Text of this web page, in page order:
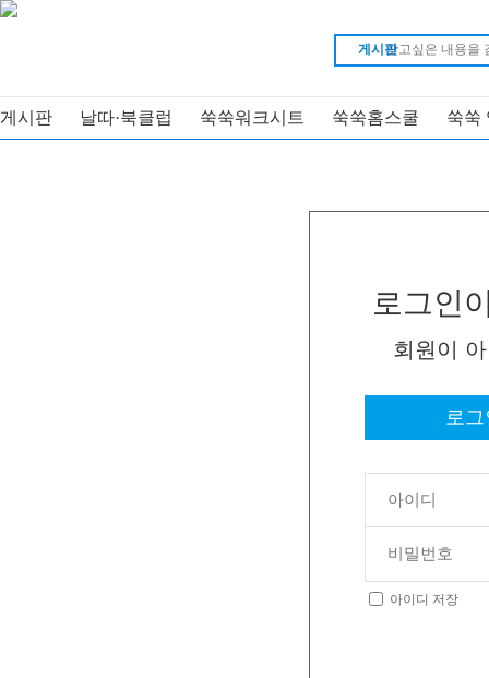
게시판
게시판 날따·북클럽 쑥쑥워크시트 쑥쑥홈스쿨 쑥쑥
로그인
회원이
로
아이디 저장